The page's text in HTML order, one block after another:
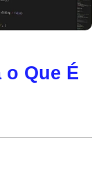
Que É